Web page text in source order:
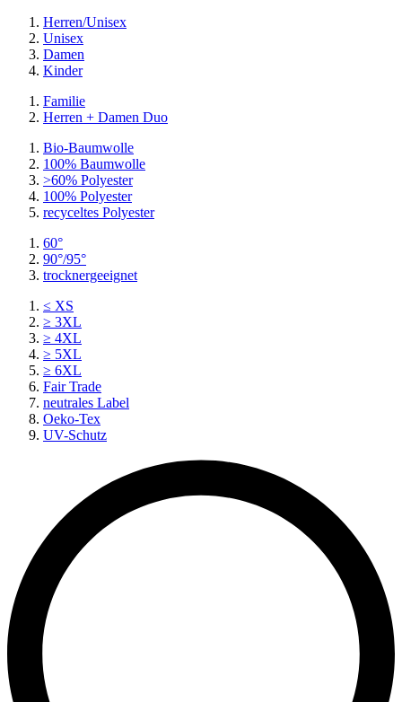
Herren/Unisex
Unisex
Damen
Kinder
Familie
Herren + Damen Duo
Bio-Baumwolle
100% Baumwolle
>60% Polyester
100% Polyester
recyceltes Polyester
60°
90°/95°
trocknergeeignet
≤ XS
≥ 3XL
≥ 4XL
≥ 5XL
≥ 6XL
Fair Trade
neutrales Label
Oeko-Tex
UV-Schutz